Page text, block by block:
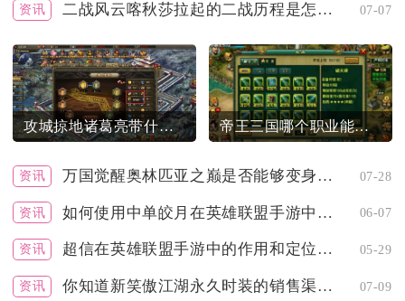
资讯 二战风云喀秋莎拉起的二战历程是怎样的 07-07
攻城掠地诸葛亮带什么副将才能征服天下 帝王三国哪个职业能更好地帮助刷城
资讯 万国觉醒奥林匹亚之巅是否能够变身为塔 07-28
资讯 如何使用中单皎月在英雄联盟手游中打造优势 06-07
资讯 超信在英雄联盟手游中的作用和定位有何特点 05-29
资讯 你知道新笑傲江湖永久时装的销售渠道吗 07-09